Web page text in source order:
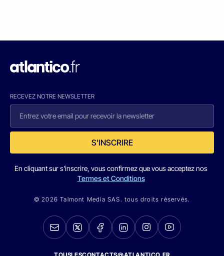
RECEVEZ NOTRE NEWSLETTER
S'INSCRIRE
En cliquant sur s'inscrire, vous confirmez que vous acceptez nos
Termes et Conditions
© 2026 Talmont Media SAS. tous droits réservés.